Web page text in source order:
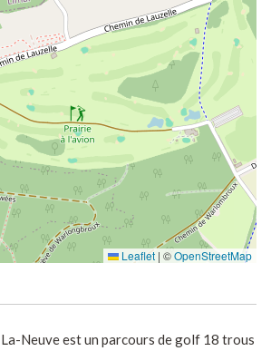
Leaflet | ©OpenStreetMap
Neuve est un parcours de golf 18 trous